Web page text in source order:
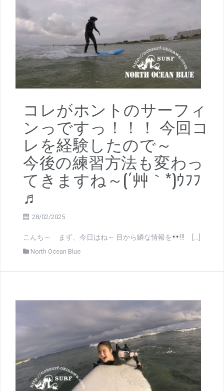
コレがホントのサーフィ
ンっですっ！！！ 今回コ
レを経験したので～
今後の練習方法も変わっ
てきますね～(´艸｀*)ｳﾌﾌ
♬
28/02/2025
こんち～ まず、今日はね～ 目から鱗な情報を !!! […]
North Ocean Blue